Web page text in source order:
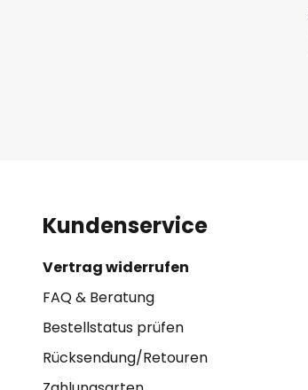
Kundenservice
Vertrag widerrufen
FAQ & Beratung
Bestellstatus prüfen
Rücksendung/Retouren